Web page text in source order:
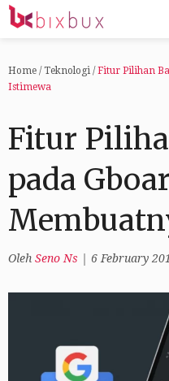
Home / Teknologi / Fitur Pilihan
Istimewa
Fitur
pada
Oleh Seno Ns 6 February